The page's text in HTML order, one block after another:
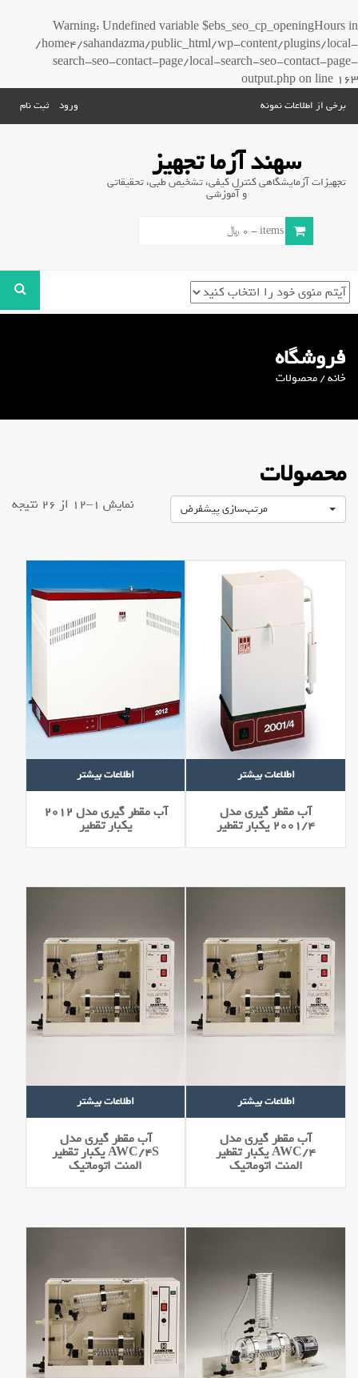
Warning: Undefined variable $ebs_seo_cp_openingHours in
/home4/sahandazma/public_html/wp-content/plugins/local-
search-seo-contact-page/local-search-seo-contact-page-
output.phpon line 163
برخی از اطلاعات نمونه ورود ثبت نام
سهند آزما تجهیز
تجهیزات آزمایشگاهی کنترل کیفی، تشخیص طبی، تحقیقاتی
و آموزشی
0 ﷼
فروشگاه
خانه/ محصولات
محصولات
نمایش 1–12 از 26 نتیجه مرتب‌سازی پیشفرض
اطلاعات بیشتر
آب مقطر گیری مدل
2001/4 يكبار تقطير
اطلاعات بیشتر
آب مقطر گیری مدل 2012
يكبار تقطير
اطلاعات بیشتر
آب مقطر گیری مدل
AWC/4 يكبار تقطير
المنت اتوماتيك
اطلاعات بیشتر
آب مقطر گیری مدل
AWC/4S يكبار تقطير
المنت اتوماتيك